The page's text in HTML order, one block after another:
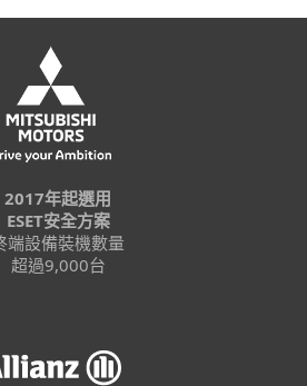
2017年起選用
ESET安全方案
端設備裝機數量
超過9,000台